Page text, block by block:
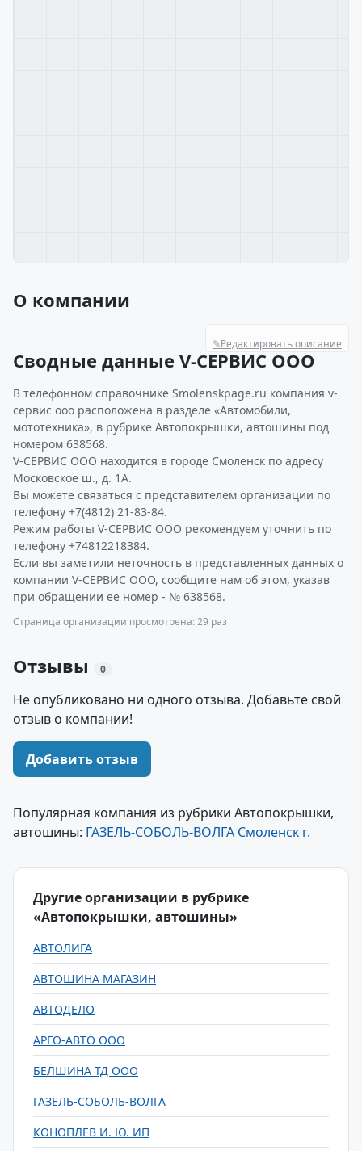
О компании
✎Редактировать описание
Сводные данные V-СЕРВИС ООО
В телефонном справочнике Smolenskpage.ru компания v-
сервис ооо расположена в разделе «Автомобили,
мототехника», в рубрике Автопокрышки, автошины под
номером 638568.
V-СЕРВИС ООО находится в городе Смоленск по адресу
Московское ш., д. 1А.
Вы можете связаться с представителем организации по
телефону +7(4812) 21-83-84.
Режим работы V-СЕРВИС ООО рекомендуем уточнить по
телефону +74812218384.
Если вы заметили неточность в представленных данных о
компании V-СЕРВИС ООО, сообщите нам об этом, указав
при обращении ее номер - № 638568.
Страница организации просмотрена: 29 раз
Отзывы 0
Не опубликовано ни одного отзыва. Добавьте свой
отзыв о компании!
Добавить отзыв
Популярная компания из рубрики Автопокрышки,
автошины: ГАЗЕЛЬ-СОБОЛЬ-ВОЛГА Смоленск г.
Другие организации в рубрике
«Автопокрышки, автошины»
АВТОЛИГА
АВТОШИНА МАГАЗИН
АВТОДЕЛО
АРГО-АВТО ООО
БЕЛШИНА ТД ООО
ГАЗЕЛЬ-СОБОЛЬ-ВОЛГА
КОНОПЛЕВ И. Ю. ИП